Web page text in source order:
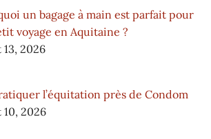
un bagage à main est parfait pour
voyage en Aquitaine ?
2026
l’équitation près de Condom
2026